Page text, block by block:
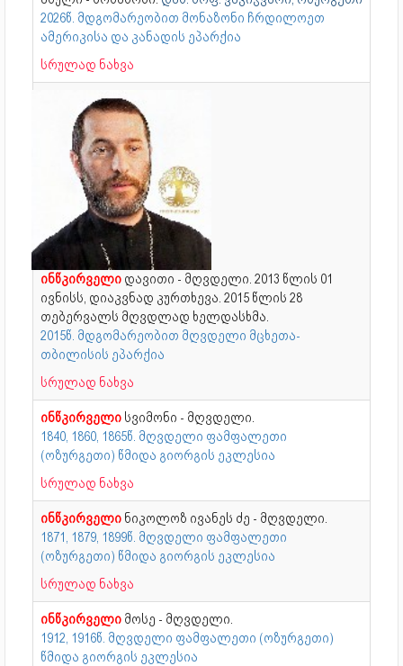
2026წ. მდგომარეობით მონაზონი ჩრდილოეთ
ამერიკისა და კანადის ეპარქია
სრულად ნახვა
ინწკირველი დავითი - მღვდელი. 2013 წლის 01
ივნისს, დიაკვნად კურთხევა. 2015 წლის 28
თებერვალს მღვდლად ხელდასხმა.
2015წ. მდგომარეობით მღვდელი მცხეთა-
თბილისის ეპარქია
სრულად ნახვა
ინწკირველი სვიმონი - მღვდელი.
1840, 1860, 1865წ. მღვდელი ფამფალეთი
(ოზურგეთი) წმიდა გიორგის ეკლესია
სრულად ნახვა
ინწკირველი ნიკოლოზ ივანეს ძე - მღვდელი.
1871, 1879, 1899წ. მღვდელი ფამფალეთი
(ოზურგეთი) წმიდა გიორგის ეკლესია
სრულად ნახვა
ინწკირველი მოსე - მღვდელი.
1912, 1916წ. მღვდელი ფამფალეთი (ოზურგეთი)
წმიდა გიორგის ეკლესია